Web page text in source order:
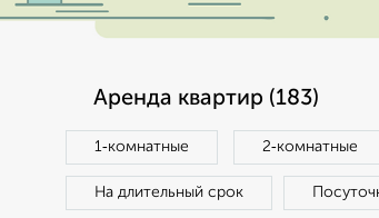
Аренда квартир (183)
1‑комнатные 2‑комнатные
На длительный срок